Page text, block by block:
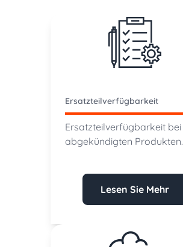
Ersatzteilverfügbarkeit
Ersatzteilverfügbarkeit bei
abgekündigten Produkten.
Lesen Sie Mehr